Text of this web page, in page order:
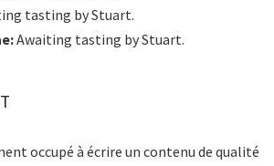
tasting by Stuart.
Awaiting tasting by Stuart.
occupé à écrire un contenu de qualité